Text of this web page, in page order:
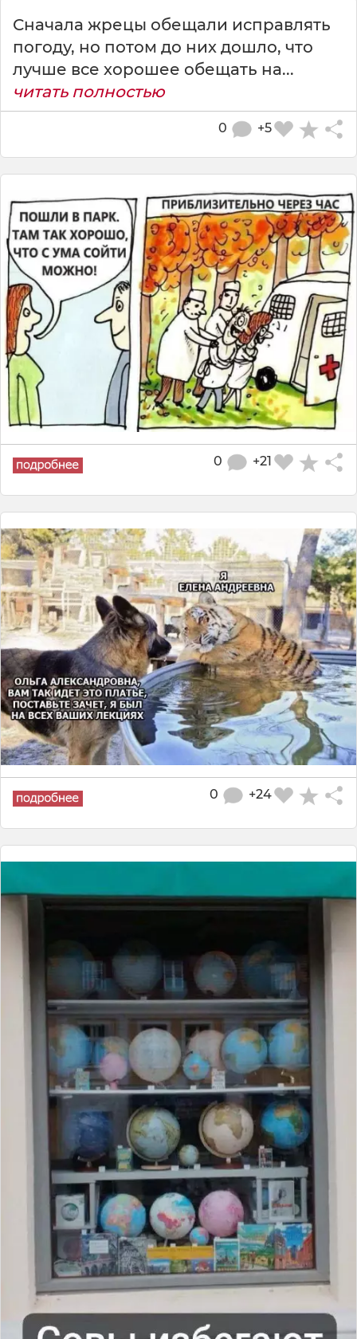
Сначала жрецы обещали исправлять
погоду, но потом до них дошло, что
лучше все хорошее обещать на...
читать полностью
+5
0
+21
0
+24
0